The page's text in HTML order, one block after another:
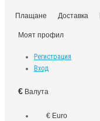
Плащане Доставка
Моят профил
Регистрация
Вход
€ Валута
€ Euro